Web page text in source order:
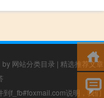
by 网站分类目录 | 精选推荐文章
到f_fb#foxmail.com说明，我们